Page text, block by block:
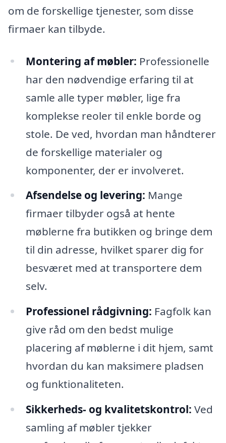
om de forskellige tjenester, som disse
firmaer kan tilbyde.
Montering af møbler: Professionelle
har den nødvendige erfaring til at
samle alle typer møbler, lige fra
komplekse reoler til enkle borde og
stole. De ved, hvordan man håndterer
de forskellige materialer og
komponenter, der er involveret.
Afsendelse og levering: Mange
firmaer tilbyder også at hente
møblerne fra butikken og bringe dem
til din adresse, hvilket sparer dig for
besværet med at transportere dem
selv.
Professionel rådgivning: Fagfolk kan
give råd om den bedst mulige
placering af møblerne i dit hjem, samt
hvordan du kan maksimere pladsen
og funktionaliteten.
Sikkerheds- og kvalitetskontrol: Ved
samling af møbler tjekker